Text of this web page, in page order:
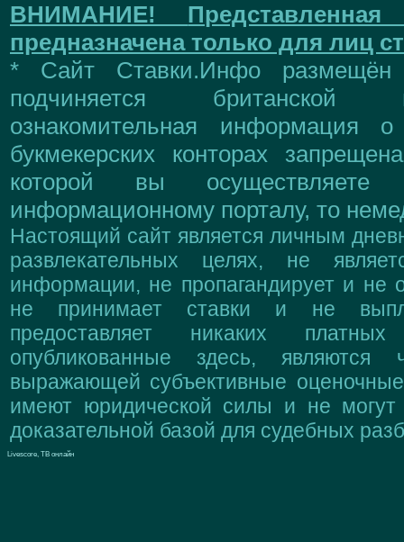
ВНИМАНИЕ!
предназначена только для лиц
* Сайт Ставки.Инфо размещён
подчиняется британской
ознакомительная информация
букмекерских конторах
которой вы
информационному порталу, то
Настоящий сайт является личным
развлекательных целях, не
информации, не пропагандирует и не
не принимает ставки и не
предоставляет никаких
опубликованные здесь, являются
выражающей субъективные
имеют юридической силы и не могут
доказательной базой для судебных
Livescore, ТВ онлайн